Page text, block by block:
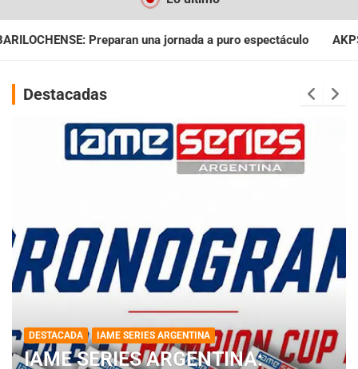
a puro espectáculo AKPS: Intervino la IGJ y oficializó el
Destacadas
DESTACADA IAME SERIES ARGENTINA
IAME SERIES ARGENTINA: